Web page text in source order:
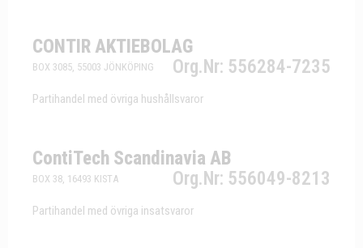
CONTIR AKTIEBOLAG
Org.Nr: 556284-7235
BOX 3085, 55003 JÖNKÖPING
Partihandel med övriga hushållsvaror
ContiTech Scandinavia AB
Org.Nr: 556049-8213
BOX 38, 16493 KISTA
Partihandel med övriga insatsvaror